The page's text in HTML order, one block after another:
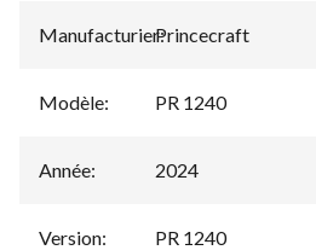
Manufacturier:
Princecraft
Modèle: PR 1240
Année: 2024
Version: PR 1240